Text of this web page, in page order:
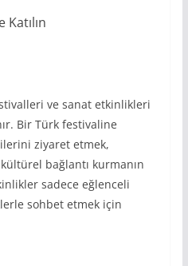
ve sanat etkinlikleri
Bir Türk festivaline
ziyaret etmek,
bağlantı kurmanın
sadece eğlenceli
sohbet etmek için